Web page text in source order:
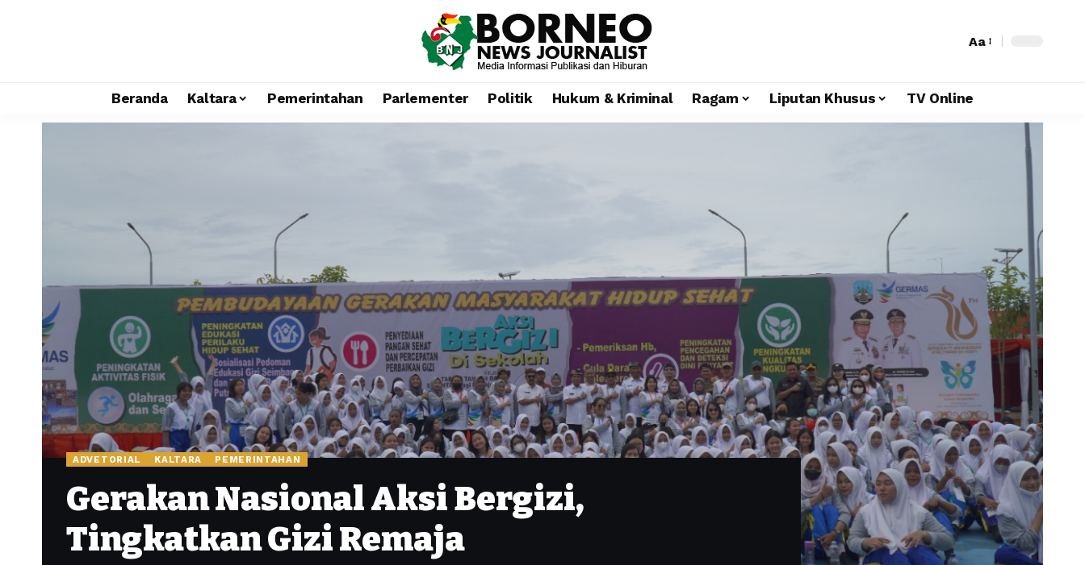
Aa
Beranda Kaltara Pemerintahan Parlementer Politik Hukum & Kriminal Ragam Liputan Khusus TV Online
ADVETORIAL KALTARA PEMERINTAHAN
Gerakan Nasional Aksi Bergizi,
Tingkatkan Gizi Remaja